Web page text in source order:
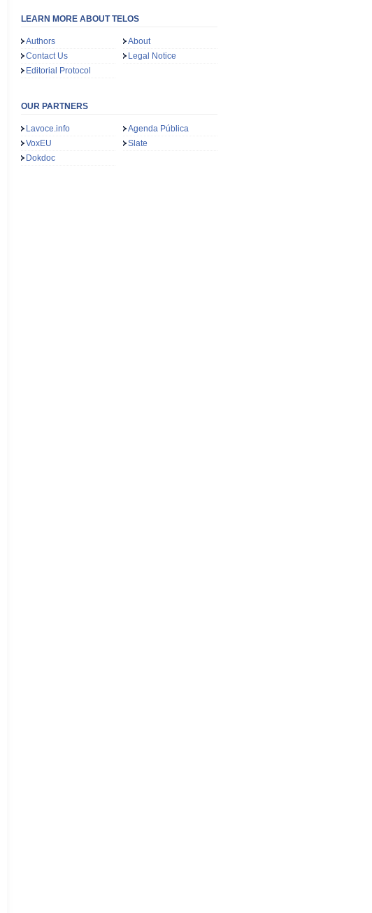
LEARN MORE ABOUT TELOS
Authors
About
Contact Us
Legal Notice
Editorial Protocol
OUR PARTNERS
Lavoce.info
Agenda Pública
VoxEU
Slate
Dokdoc